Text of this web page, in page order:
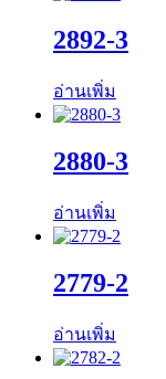
2892-3
อ่านเพิ่ม
2880-3
อ่านเพิ่ม
2779-2
อ่านเพิ่ม